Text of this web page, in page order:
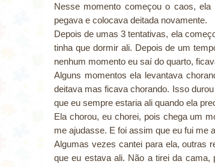
Nesse momento começou o caos,
pegava e colocava deitada novamente.
Depois de umas 3 tentativas, ela
tinha que dormir ali. Depois de um
nenhum momento eu saí do quarto,
Alguns momentos ela levantava
deitava mas ficava chorando. Isso
que eu sempre estaria ali quando ela
Ela chorou, eu chorei, pois chega um
me ajudasse. E foi assim que eu fui me
Algumas vezes cantei para ela, outras
que eu estava ali. Não a tirei da cama,